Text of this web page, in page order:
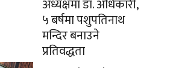
अध्यक्षमा डा. अधिकारी,
५ बर्षमा पशुपतिनाथ
मन्दिर बनाउने
प्रतिवद्धता